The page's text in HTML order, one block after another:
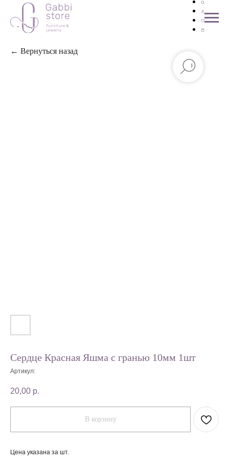
← Вернуться назад
Сердце Красная Яшма с гранью 10мм 1шт
Артикул:
20,00 р.
В корзину
Цена указана за шт.